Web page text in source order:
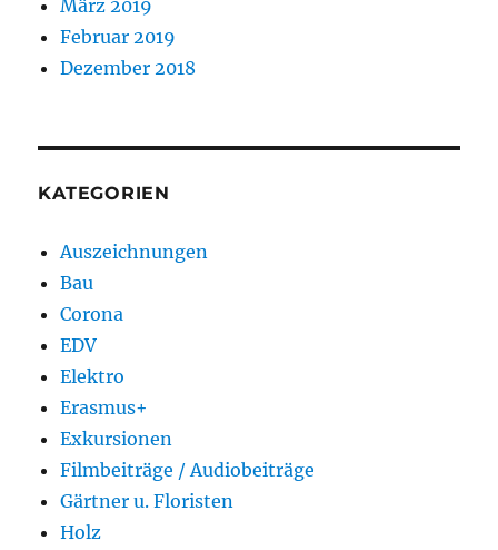
März 2019
Februar 2019
Dezember 2018
KATEGORIEN
Auszeichnungen
Bau
Corona
EDV
Elektro
Erasmus+
Exkursionen
Filmbeiträge / Audiobeiträge
Gärtner u. Floristen
Holz